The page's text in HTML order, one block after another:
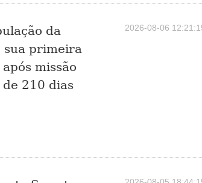
da
sua primeira
missão
210 dias
2026-08-06